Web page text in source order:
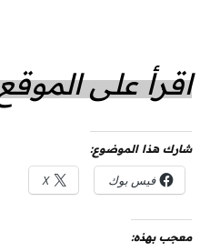
اقرأ على
شارك هذا الموضوع:
فيس بوك X
معجب بهذه: